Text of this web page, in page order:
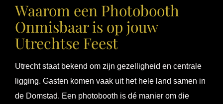
Waarom een Photobooth
Onmisbaar is op jouw
Utrechtse Feest
Utrecht staat bekend om zijn gezelligheid en centrale
ligging. Gasten komen vaak uit het hele land samen in
de Domstad. Een photobooth is dé manier om die